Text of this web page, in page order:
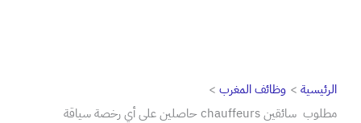
الرئيسية
وظائف المغرب
مطلوب سائقين chauffeurs حاصلين على أي رخصة سياقة